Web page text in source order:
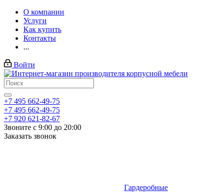
О компании
Услуги
Как купить
Контакты
...
Войти
+7 495 662-49-75
+7 495 662-49-75
+7 920 621-82-67
Звоните с 9:00 до 20:00
Заказать звонок
Гардеробные